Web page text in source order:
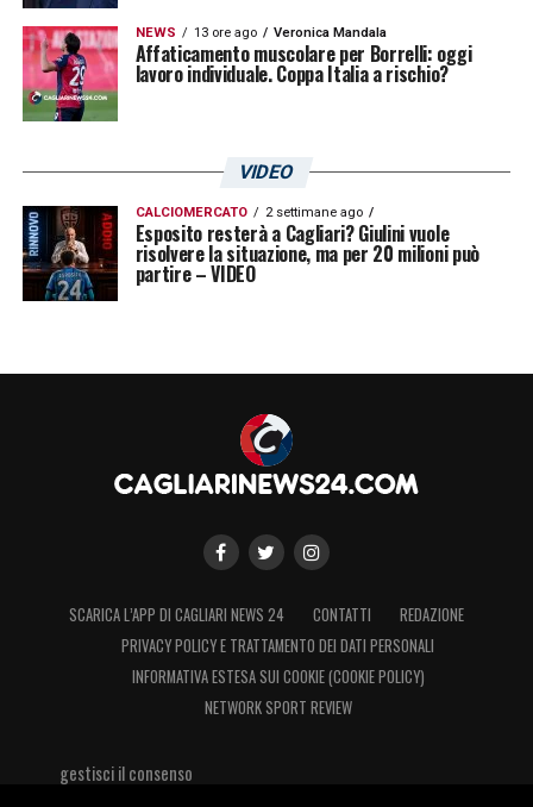
NEWS 13 ore ago Veronica Mandala
Affaticamento muscolare per Borrelli: oggi
lavoro individuale. Coppa Italia a rischio?
VIDEO
CALCIOMERCATO 2 settimane ago
Esposito resterà a Cagliari? Giulini vuole
risolvere la situazione, ma per 20 milioni può
partire – VIDEO
SCARICA L’APP DI CAGLIARI NEWS 24 CONTATTI
REDAZIONE
PRIVACY POLICY E TRATTAMENTO DEI DATI PERSONALI
INFORMATIVA ESTESA SUI COOKIE (COOKIE POLICY)
NETWORK SPORT REVIEW
gestisci il consenso